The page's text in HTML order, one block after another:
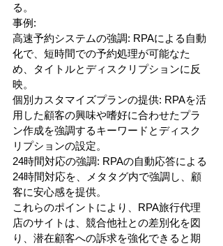
る。
事例:
高速予約システムの強調: RPAによる自動
化で、短時間での予約処理が可能なた
め、タイトルとディスクリプションに反
映。
個別カスタマイズプランの提供: RPAを活
用した顧客の興味や嗜好に合わせたプラ
ン作成を強調するキーワードとディスク
リプションの設定。
24時間対応の強調: RPAの自動応答による
24時間対応を、メタタグ内で強調し、顧
客に安心感を提供。
これらのポイントにより、RPA旅行代理
店のサイトは、競合他社との差別化を図
り、潜在顧客への訴求を強化できると期